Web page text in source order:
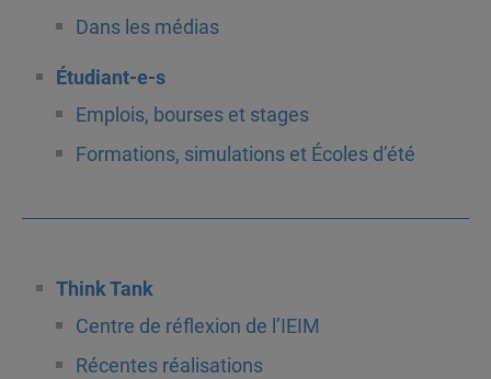
Dans les médias
Étudiant-e-s
Emplois, bourses et stages
Formations, simulations et Écoles d’été
Think Tank
Centre de réflexion de l’IEIM
Récentes réalisations